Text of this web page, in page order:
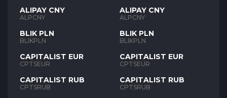
ALIPAY CNY
ALPCNY
BLIK PLN
BLIKPLN
CAPITALIST EUR
CPTSEUR
CAPITALIST RUB
CPTSRUB
ALIPAY CNY
ALPCNY
BLIK PLN
BLIKPLN
CAPITALIST EUR
CPTSEUR
CAPITALIST RUB
CPTSRUB